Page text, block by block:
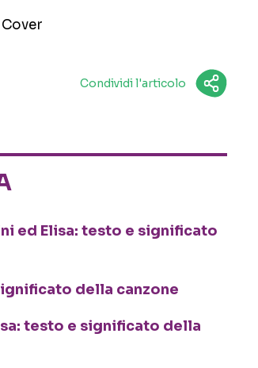
Condividi l'articolo
ed Elisa: testo e significato
della canzone
testo e significato della